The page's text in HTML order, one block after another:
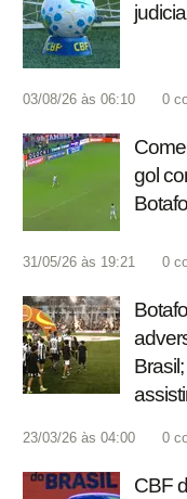
03/08/26 às 06:10 0
gol
31/05/26 às 19:21 0
23/03/26 às 04:00 0
CBF